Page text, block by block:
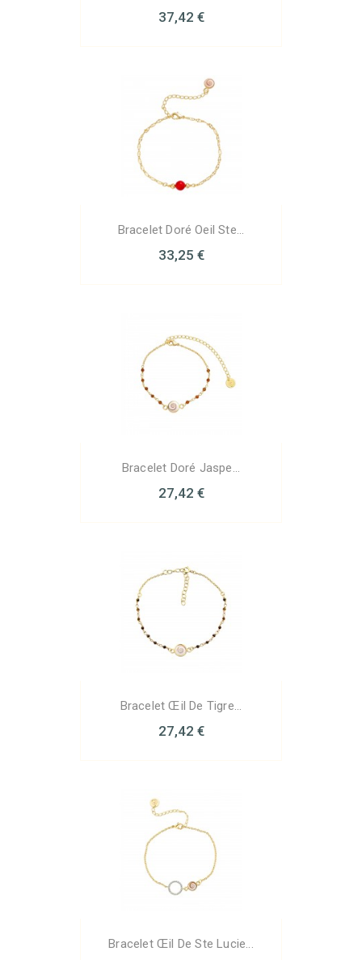
37,42 €
Bracelet Doré Oeil Ste...
33,25 €
Bracelet Doré Jaspe...
27,42 €
Bracelet Œil De Tigre...
27,42 €
Bracelet Œil De Ste Lucie...